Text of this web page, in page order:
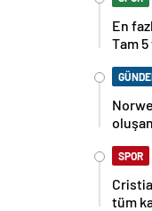
En
Tam
SPOR
tüm